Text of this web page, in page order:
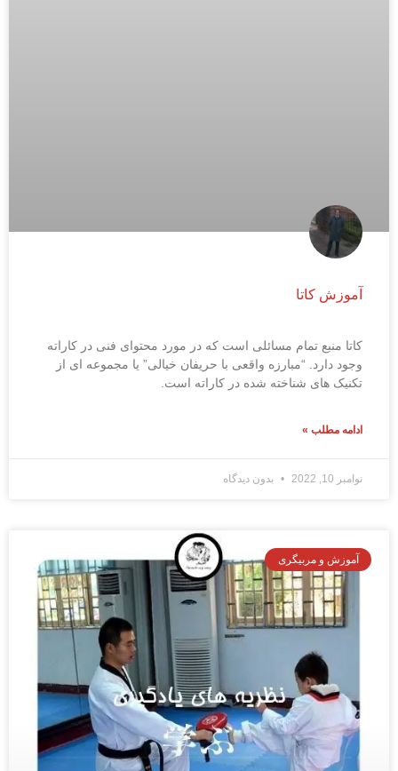
آموزش کاتا
کاتا منبع تمام مسائلی است که در مورد محتوای فنی در کاراته
وجود دارد. “مبارزه واقعی با حریفان خیالی” یا مجموعه ای از
تکنیک های شناخته شده در کاراته است.
ادامه مطلب »
نوامبر 10, 2022 بدون دیدگاه
آموزش و مربیگری